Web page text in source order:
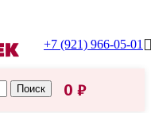
+7 (921) 966-05-01
Поиск 0 ₽